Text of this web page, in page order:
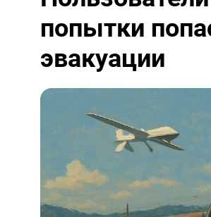
попытки
эвакуации